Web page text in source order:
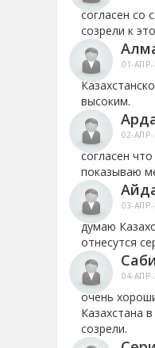
согласен со
созрели к
01-
высоким.
02-
согласен
показываю
03-
думаю
отнесутся
04-
очень
Казахстана
созрели.